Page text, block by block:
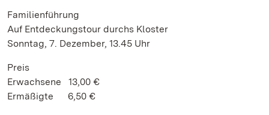
Familienführung
Auf Entdeckungstour durchs Kloster
Sonntag, 7. Dezember, 13.45 Uhr
Preis
Erwachsene 13,00 €
Ermäßigte 6,50 €